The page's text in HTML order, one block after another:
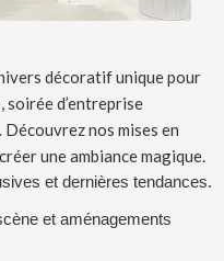
décoratif unique pour
d’entreprise
nos mises en
une ambiance magique.
et dernières tendances.
et aménagements